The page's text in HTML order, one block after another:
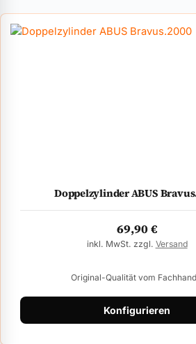
Doppelzylinder ABUS
69,90€
inkl. MwSt. zzgl. Versand
Original-Qualität vom
Konfigurieren